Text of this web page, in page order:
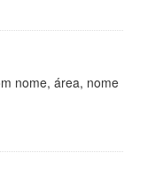
nome, área, nome